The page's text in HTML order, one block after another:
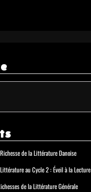
de la Littérature Danoise
au Cycle 2 : Éveil à la
de la Littérature Générale